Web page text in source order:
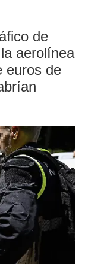
de
aerolínea
euros de